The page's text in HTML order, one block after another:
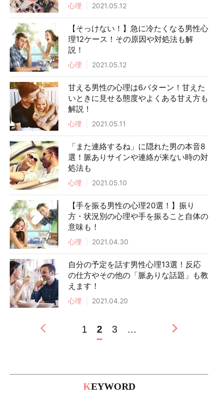
心理 2021.05.12
【そっけない！】急に冷たくなる男性心
理12ケース！その原因や対処法も解
説！
心理 2021.05.12
甘える男性の心理は6パターン！甘えた
いときに見せる態度やよくある甘え方も
解説！
心理 2021.05.11
「また連絡するね」に隠れた男の本音8
選！脈ありサインや連絡が来ない時の対
処法も
心理 2021.05.10
【手を振る男性の心理20選！】振り
方・状況別の心理や手を振ること自体の
意味も！
心理 2021.04.30
自分の予定を話す男性心理13選！反応
の仕方やその他の「脈ありな話題」も教
えます！
心理 2021.04.20
1 2 3 …
KEYWORD